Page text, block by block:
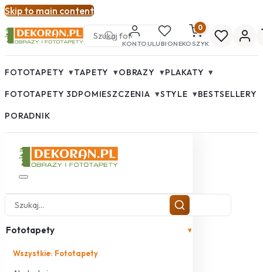
Skip to main content
KONTOULUBIONE
0
KOSZYK
FOTOTAPETY ▾TAPETY ▾OBRAZY ▾PLAKATY ▾
FOTOTAPETY 3DPOMIESZCZENIA ▾STYLE ▾BESTSELLERY
PORADNIK
Fototapety ▾
Wszystkie: Fototapety